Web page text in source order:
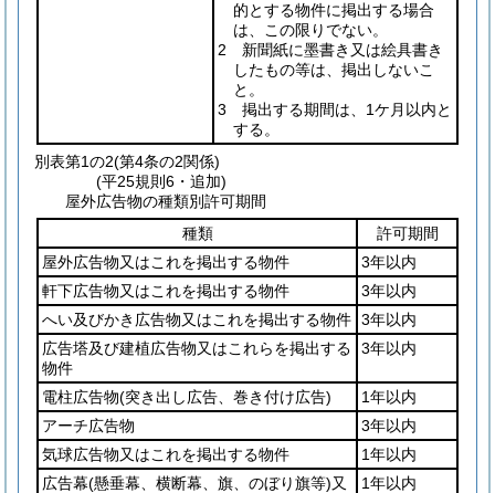
的とする物件に掲出する場合
は、この限りでない。
2 新聞紙に墨書き又は絵具書き
したもの等は、掲出しないこ
と。
3 掲出する期間は、1ケ月以内と
する。
別表第1の2(第4条の2関係)
(平25規則6・追加)
屋外広告物の種類別許可期間
種類
許可期間
屋外広告物又はこれを掲出する物件
3年以内
軒下広告物又はこれを掲出する物件
3年以内
へい及びかき広告物又はこれを掲出する物件 3年以内
広告塔及び建植広告物又はこれらを掲出する
物件
3年以内
電柱広告物(突き出し広告、巻き付け広告)
1年以内
アーチ広告物
3年以内
気球広告物又はこれを掲出する物件
1年以内
広告幕(懸垂幕、横断幕、旗、のぼり旗等)又
1年以内